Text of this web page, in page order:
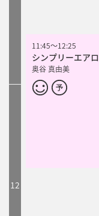
11:45～12:25
シンプリーエアロ
奥谷 真由美
11:45～12:25
シンプリーエアロ
奥谷 真由美
12